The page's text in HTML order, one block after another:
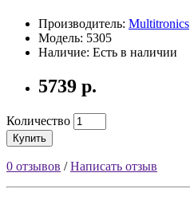
Производитель: Multitronics
Модель: 5305
Наличие: Есть в наличии
5739 р.
Количество
Купить
0 отзывов /Написать отзыв